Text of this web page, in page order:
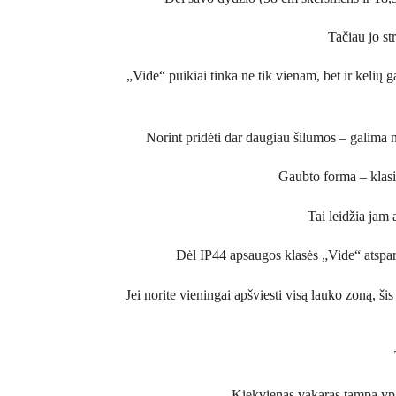
Tačiau jo
„Vide“ puikiai tinka ne tik vienam, bet ir kelių
Norint pridėti dar daugiau šilumos – galima
Gaubto forma –
Tai leidžia jam
Dėl IP44 apsaugos klasės „Vide“
Jei norite vieningai apšviesti visą lauko zoną,